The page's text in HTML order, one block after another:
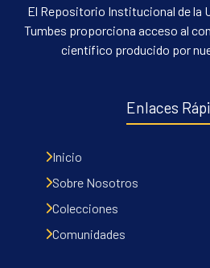
El Repositorio Institucional de la
Tumbes proporciona acceso al
científico producido por
Enlaces
Inicio
Sobre Nosotros
Colecciones
Comunidades